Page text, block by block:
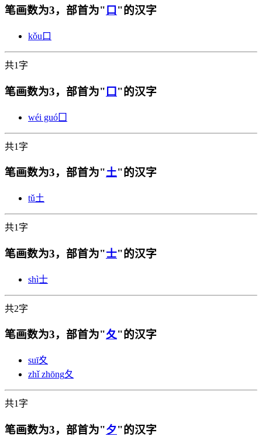
笔画数为3，部首为" 口 "的汉字
kǒu 口
共1字
笔画数为3，部首为" 囗 "的汉字
wéi guó囗
共1字
笔画数为3，部首为"土"的汉字
tǔ土
共1字
笔画数为3，部首为"士"的汉字
shì士
共2字
笔画数为3，部首为"夂"的汉字
suī夊
zhǐ zhōng夂
共1字
笔画数为3，部首为"夕"的汉字